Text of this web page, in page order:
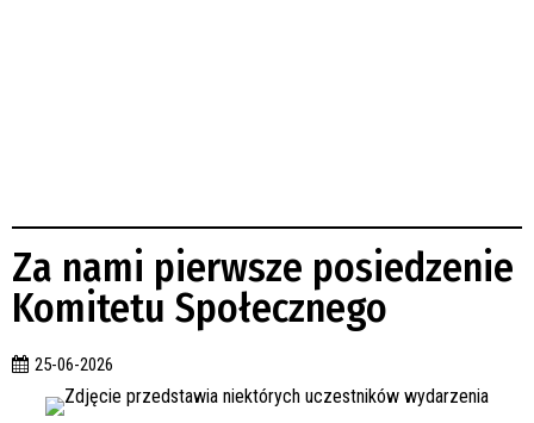
Za nami pierwsze posiedzenie
Komitetu Społecznego
25-06-2026